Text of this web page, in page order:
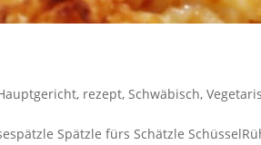
, rezept,Schwäbisch,
Spätzle fürs Schätzle